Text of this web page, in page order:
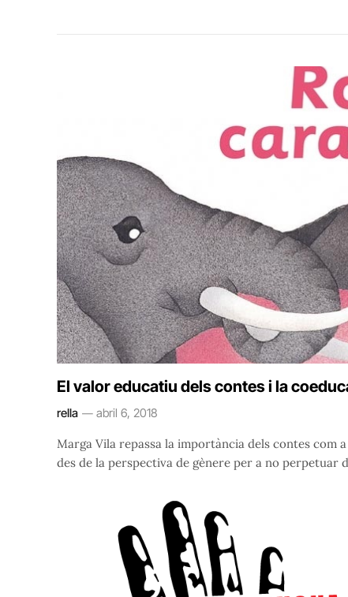
El valor educatiu dels contes i la
rella abril 6, 2018
Marga Vila repassa la importància dels contes
des de la perspectiva de gènere per a no perpetuar